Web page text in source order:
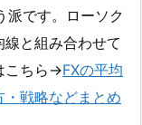
派です。ローソク
と組み合わせて
こちら→FXの平均
戦略などまとめ